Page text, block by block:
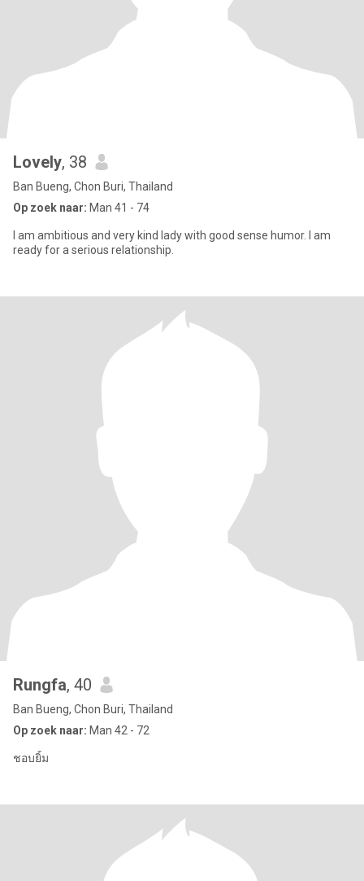
Lovely, 38
Ban Bueng, Chon Buri, Thailand
Op zoek naar: Man 41 - 74
I am ambitious and very kind lady with good sense humor. I am
ready for a serious relationship.
Rungfa, 40
Ban Bueng, Chon Buri, Thailand
Op zoek naar: Man 42 - 72
ชอบยิ้ม